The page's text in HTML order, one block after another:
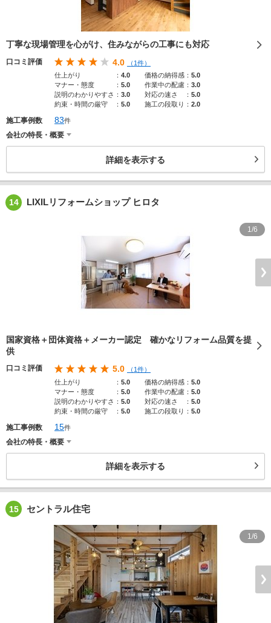
丁寧な現場管理を心がけ、住みながらの工事にも対応
口コミ評価 4.0
（1件）
仕上がり
： 4.0 価格の納得感 ： 5.0
マナー・態度
： 5.0 作業中の配慮 ： 3.0
説明のわかりやすさ ： 3.0 対応の速さ ： 5.0
約束・時間の厳守
： 5.0 施工の段取り ： 2.0
施工事例数 83件
会社の特長・概要
詳細を表示する
14 LIXILリフォームショップ ヒロタ
1/6
国家資格＋団体資格＋メーカー認定 確かなリフォーム品質を提
供
口コミ評価 5.0
（1件）
仕上がり
： 5.0 価格の納得感 ： 5.0
マナー・態度
： 5.0 作業中の配慮 ： 5.0
説明のわかりやすさ ： 5.0 対応の速さ ： 5.0
約束・時間の厳守
： 5.0 施工の段取り ： 5.0
施工事例数 15件
会社の特長・概要
詳細を表示する
15 セントラル住宅
1/6